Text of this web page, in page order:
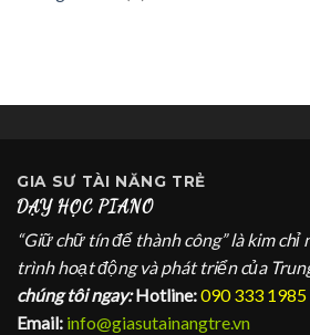
GIA SƯ TÀI NĂNG TRẺ
DẠY HỌC PIANO
“Giữ chữ tín để thành công” là kim chỉ
trình hoạt động và phát triển của
chúng tôi ngay: Hotline:090 333 1985
Email: info@giasutainangtre.vn